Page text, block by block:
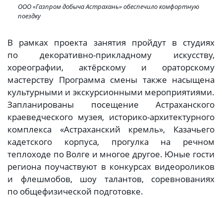
ООО «Газпром добыча Астрахань» обеспечило комфортную
поездку
В рамках проекта занятия пройдут в студиях
по декоративно-прикладному искусству,
хореографии, актёрскому и ораторскому
мастерству Программа смены также насыщена
культурными и экскурсионными мероприятиями.
Запланированы посещение Астраханского
краеведческого музея, историко-архитектурного
комплекса «Астраханский кремль», Казачьего
кадетского корпуса, прогулка на речном
теплоходе по Волге и многое другое. Юные гости
региона поучаствуют в конкурсах видеороликов
и флешмобов, шоу талантов, соревнованиях
по общефизической подготовке.